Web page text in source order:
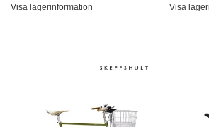
Visa lagerinformation Visa